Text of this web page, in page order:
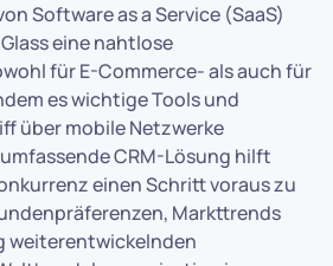
Software as a Service (SaaS)
eine nahtlose
für E-Commerce- als auch für
es wichtige Tools und
über mobile Netzwerke
CRM-Lösung hilft
einen Schritt voraus zu
Markttrends
weiterentwickelnden